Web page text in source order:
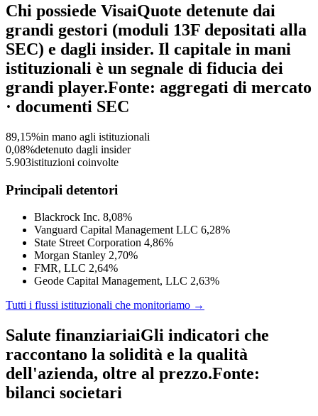
Chi possiede VisaiQuote detenute dai
grandi gestori (moduli 13F depositati alla
SEC) e dagli insider. Il capitale in mani
istituzionali è un segnale di fiducia dei
grandi player.Fonte: aggregati di mercato
· documenti SEC
89,15%in mano agli istituzionali
0,08%detenuto dagli insider
5.903istituzioni coinvolte
Principali detentori
Blackrock Inc. 8,08%
Vanguard Capital Management LLC 6,28%
State Street Corporation 4,86%
Morgan Stanley 2,70%
FMR, LLC 2,64%
Geode Capital Management, LLC 2,63%
Tutti i flussi istituzionali che monitoriamo →
Salute finanziariaiGli indicatori che
raccontano la solidità e la qualità
dell'azienda, oltre al prezzo.Fonte:
bilanci societari